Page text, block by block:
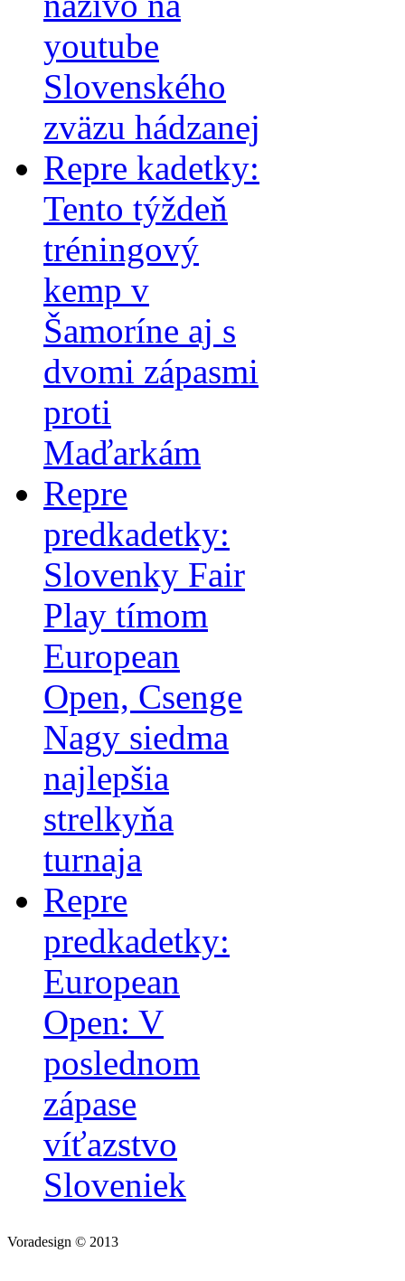
youtube
Slovenského
zväzu hádzanej
Repre kadetky:
Tento týždeň
tréningový
kemp v
Šamoríne aj s
dvomi zápasmi
proti
Maďarkám
Repre
predkadetky:
Slovenky Fair
Play tímom
European
Open, Csenge
Nagy siedma
najlepšia
strelkyňa
turnaja
Repre
predkadetky:
European
Open: V
poslednom
zápase
víťazstvo
Sloveniek
Voradesign © 2013